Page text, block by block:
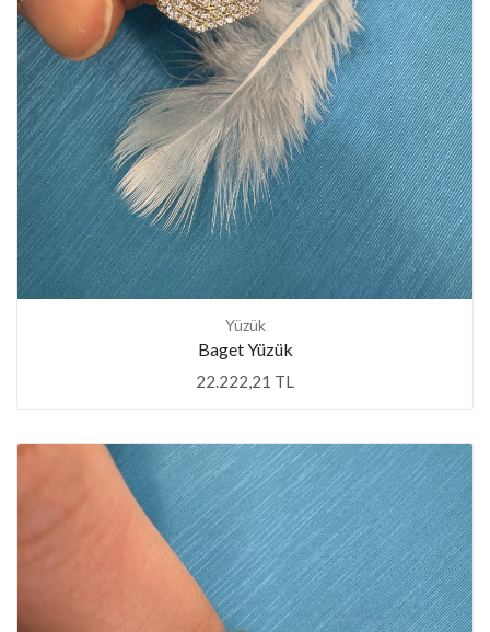
Yüzük
Baget Yüzük
22.222,21 TL